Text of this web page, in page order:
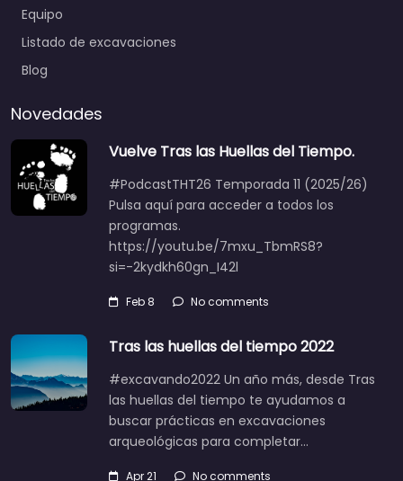
Equipo
Listado de excavaciones
Blog
Novedades
Vuelve Tras las Huellas del Tiempo.
#PodcastTHT26 Temporada 11 (2025/26)
Pulsa aquí para acceder a todos los
programas.
https://youtu.be/7mxu_TbmRS8?
si=-2kydkh60gn_I42l
Feb 8 No comments
Tras las huellas del tiempo 2022
#excavando2022 Un año más, desde Tras
las huellas del tiempo te ayudamos a
buscar prácticas en excavaciones
arqueológicas para completar…
Apr 21 No comments